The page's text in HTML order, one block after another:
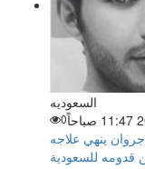
السعوديه
0
ينهي علاجه
قدومه للسعودية